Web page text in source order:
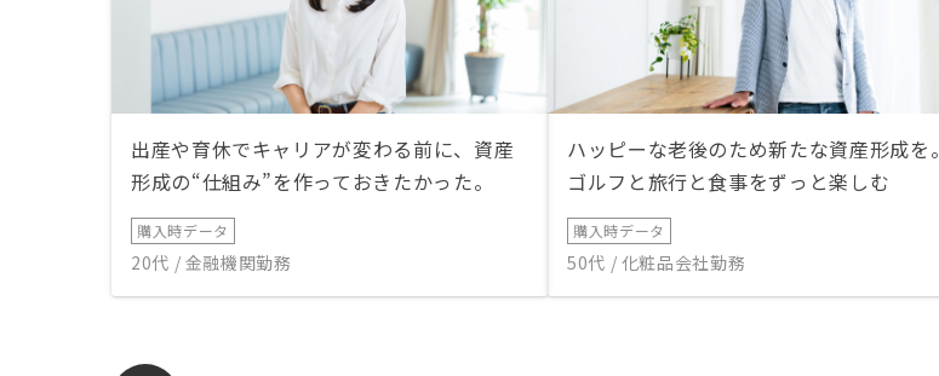
出産や育休でキャリアが変わる前に、資産
形成の“仕組み”を作っておきたかった。
購入時データ
20代 / 金融機関勤務
ハッピーな老後のため新たな資産形成を。
ゴルフと旅行と食事をずっと楽しむ
購入時データ
50代 / 化粧品会社勤務